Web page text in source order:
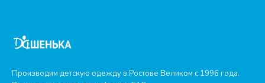
Производим детскую одежду в Ростове Великом с 1996 года.